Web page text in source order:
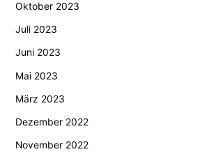
Oktober 2023
Juli 2023
Juni 2023
Mai 2023
März 2023
Dezember 2022
November 2022